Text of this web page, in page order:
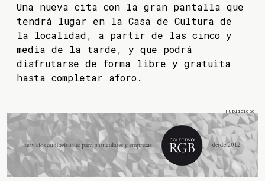
Una nueva cita con la gran pantalla que
tendrá lugar en la Casa de Cultura de
la localidad, a partir de las cinco y
media de la tarde, y que podrá
disfrutarse de forma libre y gratuita
hasta completar aforo.